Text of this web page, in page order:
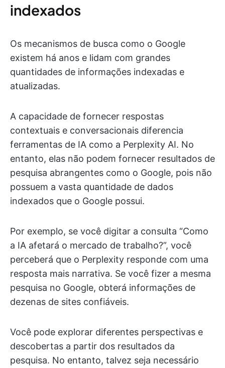
indexados
Os mecanismos de busca como o Google
existem há anos e lidam com grandes
quantidades de informações indexadas e
atualizadas.
A capacidade de fornecer respostas
contextuais e conversacionais diferencia
ferramentas de IA como a Perplexity AI. No
entanto, elas não podem fornecer resultados de
pesquisa abrangentes como o Google, pois não
possuem a vasta quantidade de dados
indexados que o Google possui.
Por exemplo, se você digitar a consulta “Como
a IA afetará o mercado de trabalho?”, você
perceberá que o Perplexity responde com uma
resposta mais narrativa. Se você fizer a mesma
pesquisa no Google, obterá informações de
dezenas de sites confiáveis.
Você pode explorar diferentes perspectivas e
descobertas a partir dos resultados da
pesquisa. No entanto, talvez seja necessário